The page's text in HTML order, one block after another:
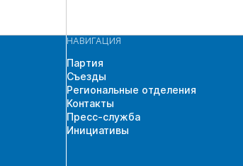
НАВИГАЦИЯ
Партия
Съезды
Региональные отделения
Контакты
Пресс-служба
Инициативы